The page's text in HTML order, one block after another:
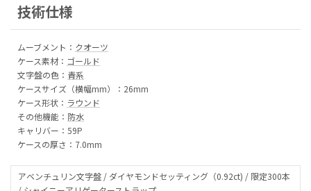
技術仕様
ムーブメント： クオーツ
ケース素材： ゴールド
文字盤の色： 青系
ケースサイズ（横幅mm）：26mm
ケース形状： ラウンド
その他機能： 防水
キャリバー：59P
ケースの厚さ：7.0mm
アベンチュリン文字盤 / ダイヤモンドセッティング（0.92ct) / 限定300本